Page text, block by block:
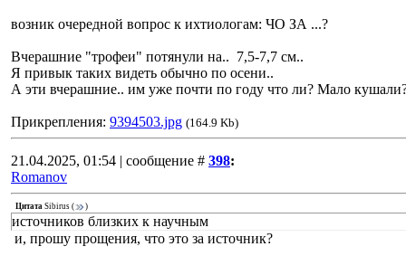
возник очередной вопрос к ихтиологам: ЧО ЗА ...?
Вчерашние "трофеи" потянули на.. 7,5-7,7 см..
Я привык таких видеть обычно по осени..
А эти вчерашние.. им уже почти по году что ли? Мало
Прикрепления: 9394503.jpg (164.9 Kb)
21.04.2025, 01:54 | сообщение # 398:
Romanov
Цитата Sibirus ( )
источников близких к научным
и, прошу прощения, что это за источник?